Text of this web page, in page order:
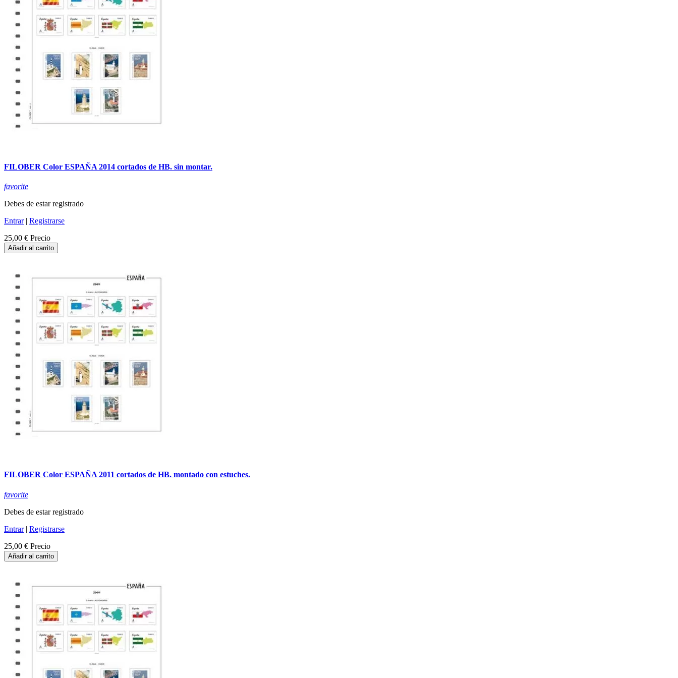
FILOBER Color ESPAÑA 2014 cortados de HB. sin montar.
favorite
Debes de estar registrado
Entrar| Registrarse
25,00 € Precio
Añadir al carrito
FILOBER Color ESPAÑA 2011 cortados de HB. montado con estuches.
favorite
Debes de estar registrado
Entrar| Registrarse
25,00 € Precio
Añadir al carrito